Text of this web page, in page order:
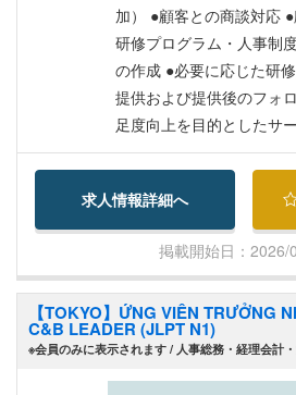
加） ●顧客との商談対応
研修プログラム・人事制
の作成 ●必要に応じた研
提供および提供後のフォ
足度向上を目的としたサ
- 新規サービスの企画・
拓 - その他、会社が指示
求人情報詳細へ
掲載開始日：2026/
【TOKYO】ỨNG VIÊN TRƯỞNG
C&B LEADER (JLPT N1)
※会員のみに表示されます / 人事総務・経理会計